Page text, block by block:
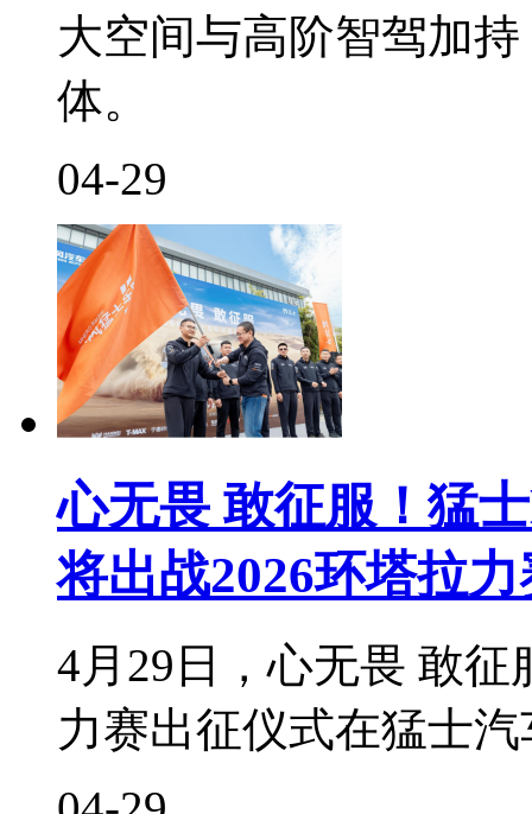
大空间与高阶智驾加
体。
04-29
心无畏 敢征服！猛
将出战2026环塔拉力
4月29日，心无畏 敢
力赛出征仪式在猛士